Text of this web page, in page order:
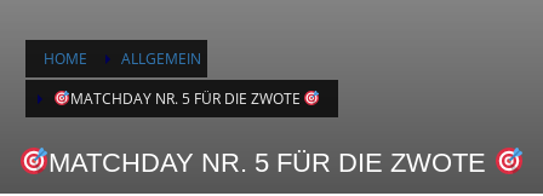
HOME
ALLGEMEIN
MATCHDAY NR. 5 FÜR DIE ZWOTE
MATCHDAY NR. 5 FÜR DIE ZWOTE